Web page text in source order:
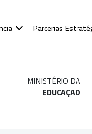
Parcerias
MINISTÉRIO DA
EDUCAÇÃO